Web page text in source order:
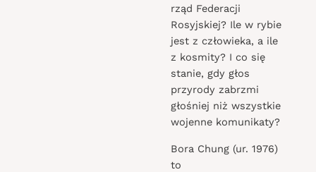
rząd Federacji
Rosyjskiej? Ile w rybie
jest z człowieka, a ile
z kosmity? I co się
stanie, gdy głos
przyrody zabrzmi
głośniej niż wszystkie
wojenne komunikaty?
Bora Chung (ur. 1976)
to